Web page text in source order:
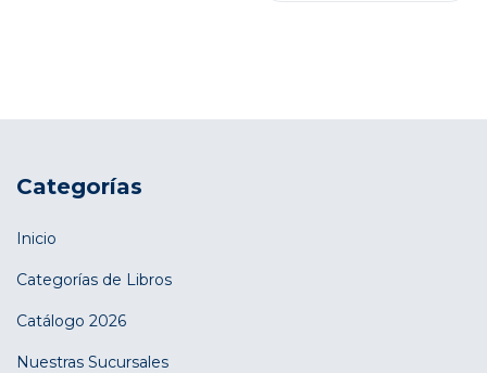
Categorías
Inicio
Categorías de Libros
Catálogo 2026
Nuestras Sucursales